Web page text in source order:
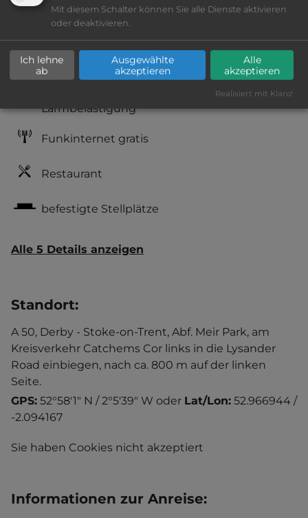
Ausstattung:
Lage: ansprechend
Lärmbelästigung
Funkinternet gratis
Restaurant
befestigte Stellplätze
Alle 5 Details anzeigen
Standort:
A 50, Derby - Stoke-on-Trent, Abf. Meir Park, am
Kreisverkehr Catchems Cor links in die Lysander
Road einbiegen, nach ca. 800 m auf der linken
Seite.
GPS: 52°58'1" N / 2°5'39" W oder Lat/Lon: 52.966944 /
-2.094167
Sie haben Cookies nicht akzeptiert
Informationen zur Anreise:
Mit diesem Schalter können Sie alle Dienste aktivieren
oder deaktivieren.
Ich lehne
ab
Ausgewählte
akzeptieren
Alle
akzeptieren
Realisiert mit Klaro!